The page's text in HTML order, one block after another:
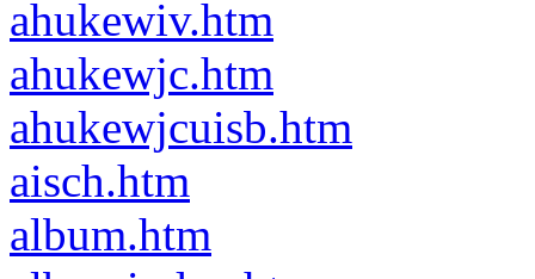
ahukewiv.htm
ahukewjc.htm
ahukewjcuisb.htm
aisch.htm
album.htm